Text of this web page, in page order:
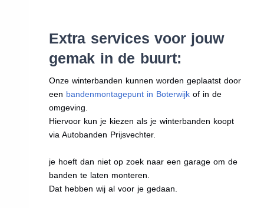
Extra services voor jouw
gemak in de buurt:
Onze winterbanden kunnen worden geplaatst door
een bandenmontagepunt in Boterwijk of in de
omgeving.
Hiervoor kun je kiezen als je winterbanden koopt
via Autobanden Prijsvechter.
je hoeft dan niet op zoek naar een garage om de
banden te laten monteren.
Dat hebben wij al voor je gedaan.